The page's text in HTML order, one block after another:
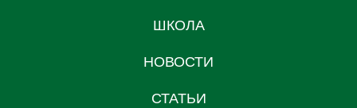
ШКОЛА
НОВОСТИ
СТАТЬИ